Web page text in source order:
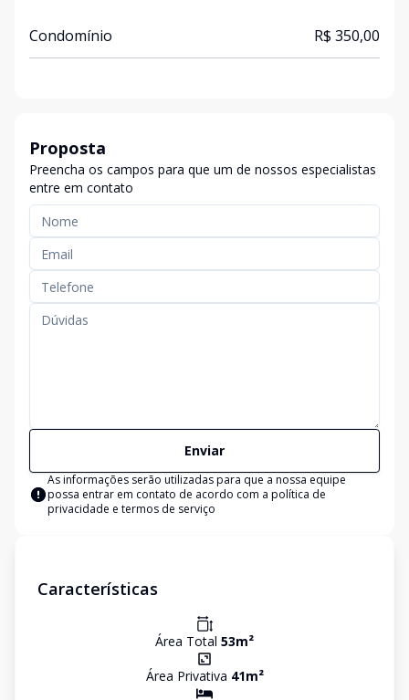
Condomínio R$ 350,00
Proposta
Preencha os campos para que um de nossos especialistas
entre em contato
Enviar
As informações serão utilizadas para que a nossa equipe
possa entrar em contato de acordo com a política de
privacidade e termos de serviço
Características
Área Total 53m²
Área Privativa 41m²